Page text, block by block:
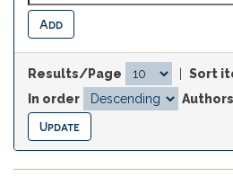
Results/Page
Sort
In order